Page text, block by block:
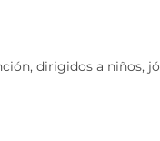
dirigidos a niños,